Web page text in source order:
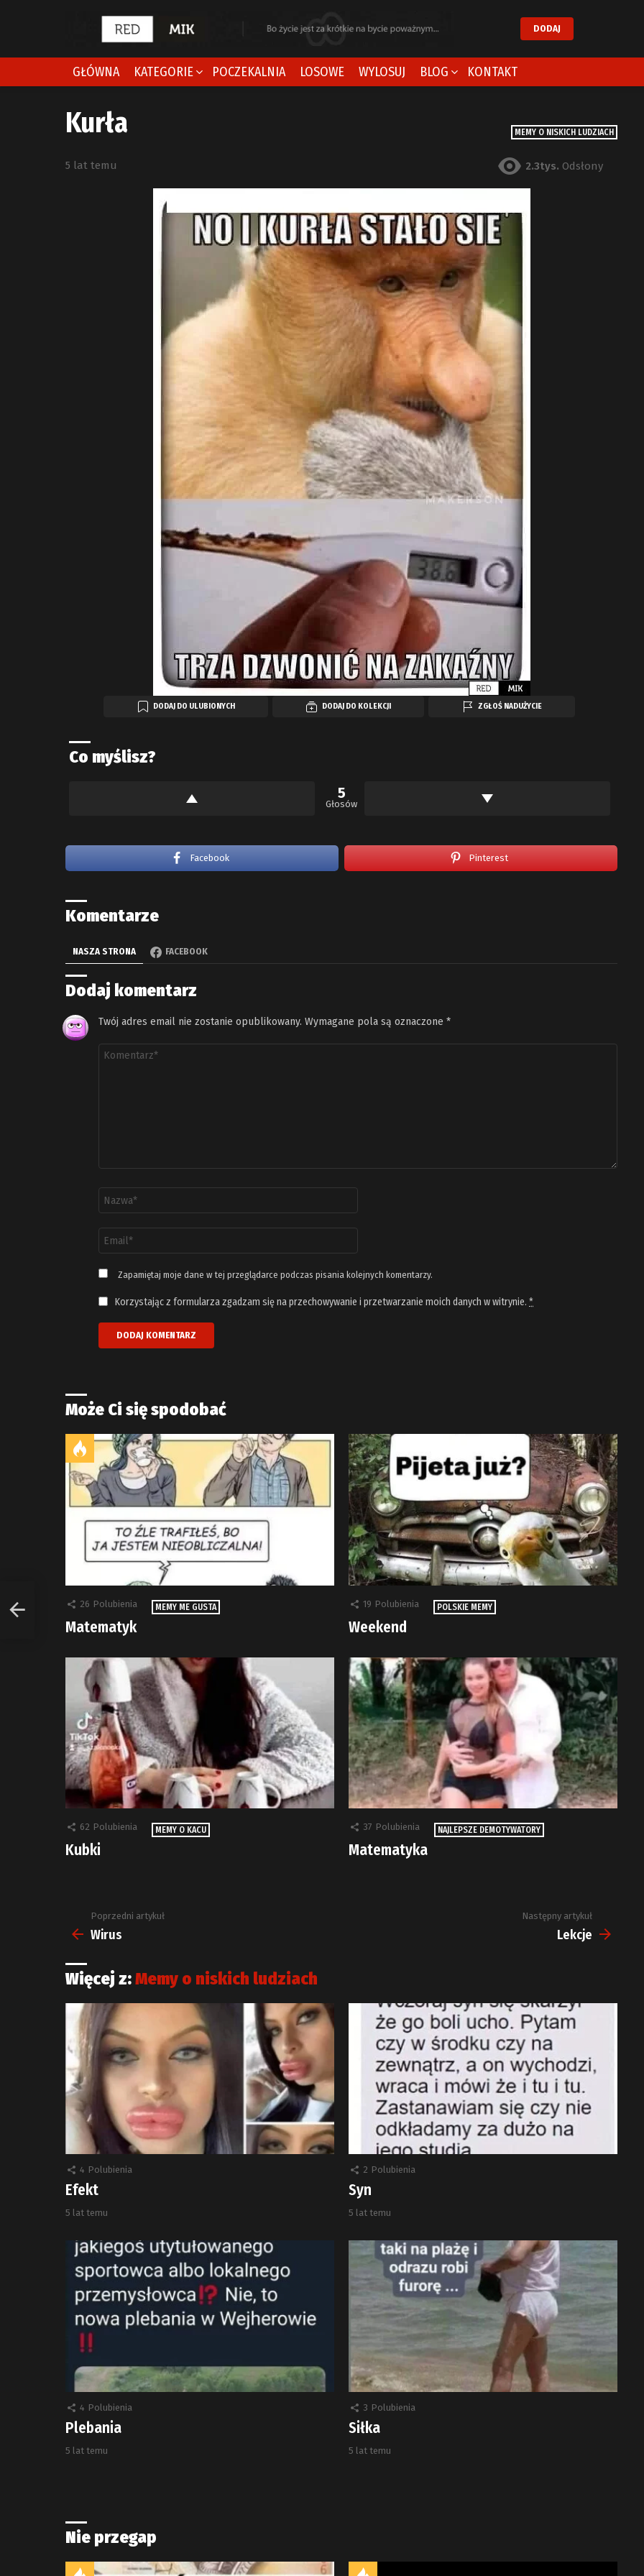
DODAJ
GŁÓWNA KATEGORIE POCZEKALNIA LOSOWE WYLOSUJ BLOG KONTAKT
MEMY O NISKICH LUDZIACH
Kurła
5 lat temu 2.3tys. Odsłony
DODAJ DO ULUBIONYCH DODAJ DO KOLEKCJI ZGŁOŚ NADUŻYCIE
Co myślisz?
5
Głosów
Facebook Pinterest
Komentarze
NASZA STRONA FACEBOOK
Dodaj komentarz
Twój adres email nie zostanie opublikowany. Wymagane pola są oznaczone *
Komentarz
email
*
Zapamiętaj moje dane w tej przeglądarce podczas pisania kolejnych komentarzy.
Korzystając z formularza zgadzam się na przechowywanie i przetwarzanie moich danych w witrynie. *
Może Ci się spodobać
26 Polubienia MEMY ME GUSTA
Matematyk
19 Polubienia POLSKIE MEMY
Weekend
62 Polubienia MEMY O KACU
Kubki
37 Polubienia NAJLEPSZE DEMOTYWATORY
Matematyka
Zobacz
więcej
Poprzedni artykuł
Wirus
Następny artykuł
Lekcje
Więcej z:Memy o niskich ludziach
4 Polubienia
Efekt
5 lat temu
2 Polubienia
Syn
5 lat temu
4 Polubienia
Plebania
5 lat temu
3 Polubienia
Siłka
5 lat temu
Nie przegap